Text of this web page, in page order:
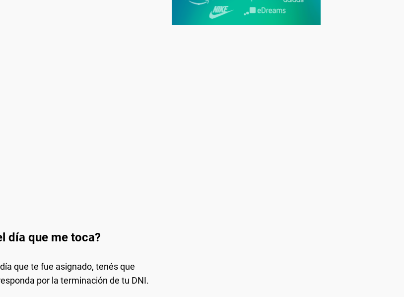
día que me toca?
que te fue asignado, tenés que
por la terminación de tu DNI.